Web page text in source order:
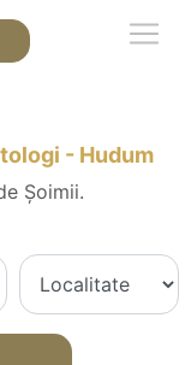
- Hudum
Șoimii.